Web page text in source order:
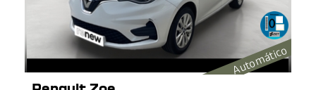
Automático